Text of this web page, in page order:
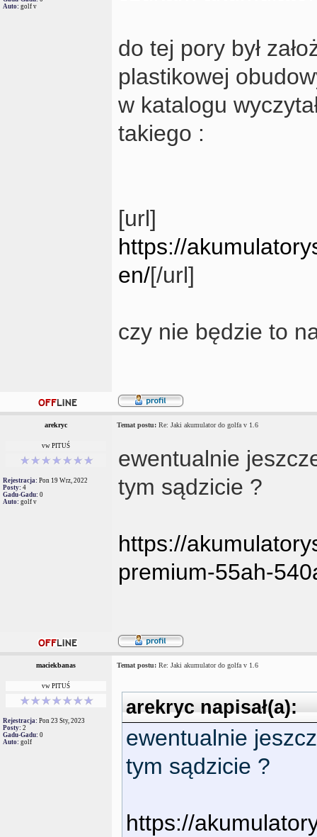
Auto: golf v
do tej pory był
plastikowej
w katalogu
takiego :
[url]
https://
en/[/url]
czy nie będzie to
arekryc Temat postu: Re: Jaki akumulator do golfa v 1.6
vw PITUŚ
Rejestracja: Pon 19 Wrz, 2022
Posty: 4
Gadu-Gadu: 0
Auto: golf v
ewentualnie
tym sądzicie ?
https://
premium-55ah-
maciekbanas Temat postu: Re: Jaki akumulator do golfa v 1.6
vw PITUŚ
Rejestracja: Pon 23 Sty, 2023
Posty: 2
Gadu-Gadu: 0
Auto: golf
arekryc napisał(a):
ewentualnie
tym sądzicie ?
https://